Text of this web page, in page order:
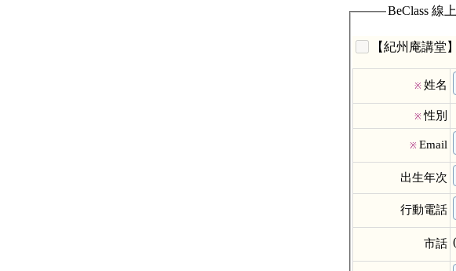
BeClass 線
【紀州庵講堂
※ 姓名
※性別
※ Email
出生年次
行動電話
市話 (